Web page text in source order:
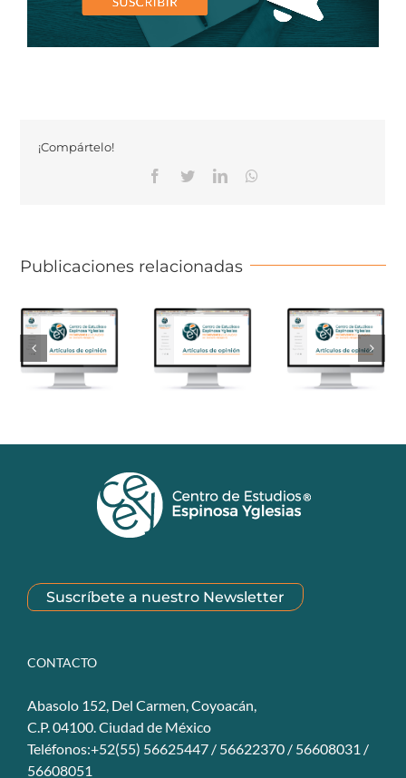
¡Compártelo!
Facebook
TwitterLinkedinWhatsapp
Publicaciones relacionadas
Suscríbete a nuestro Newsletter
CONTACTO
Abasolo 152, Del Carmen, Coyoacán,
C.P. 04100. Ciudad de México
Teléfonos:+52(55) 56625447 / 56622370 / 56608031 /
56608051